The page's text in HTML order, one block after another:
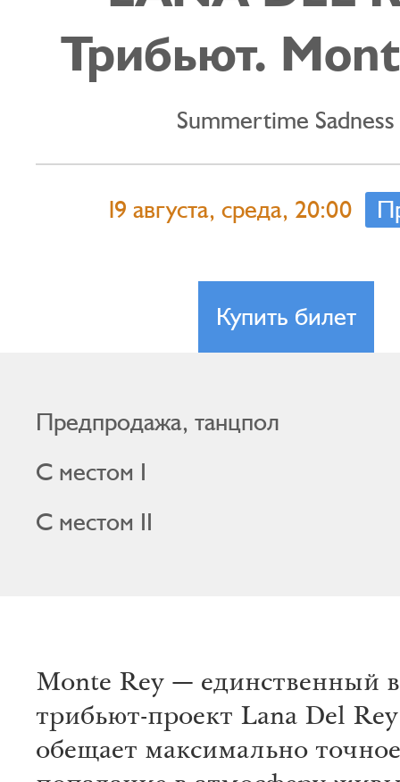
Трибьют.
Summertime Sadness
19 августа, среда, 20:00
Купить билет
Предпродажа, танцпол
С местом I
С местом II
Monte Rey — единственный
трибьют-проект Lana Del
обещает максимально точное